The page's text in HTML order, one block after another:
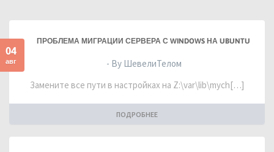
04
авг
ПРОБЛЕМА МИГРАЦИИ СЕРВЕРА С WINDOWS НА UBUNTU
- By ШевелиТелом
Замените все пути в настройках на Z:\var\lib\mych[…]
ПОДРОБНЕЕ